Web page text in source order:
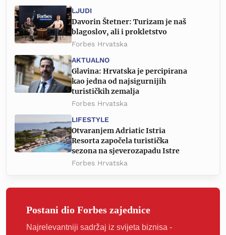
LJUDI
Davorin Štetner: Turizam je naš
blagoslov, ali i prokletstvo
Forbes Hrvatska
AKTUALNO
Glavina: Hrvatska je percipirana
kao jedna od najsigurnijih
turističkih zemalja
Forbes Hrvatska
LIFESTYLE
Otvaranjem Adriatic Istria
Resorta započela turistička
sezona na sjeverozapadu Istre
Forbes Hrvatska
Postani dio Forbes zajednice
Najrelevantniji sadržaj iz svijeta biznisa -